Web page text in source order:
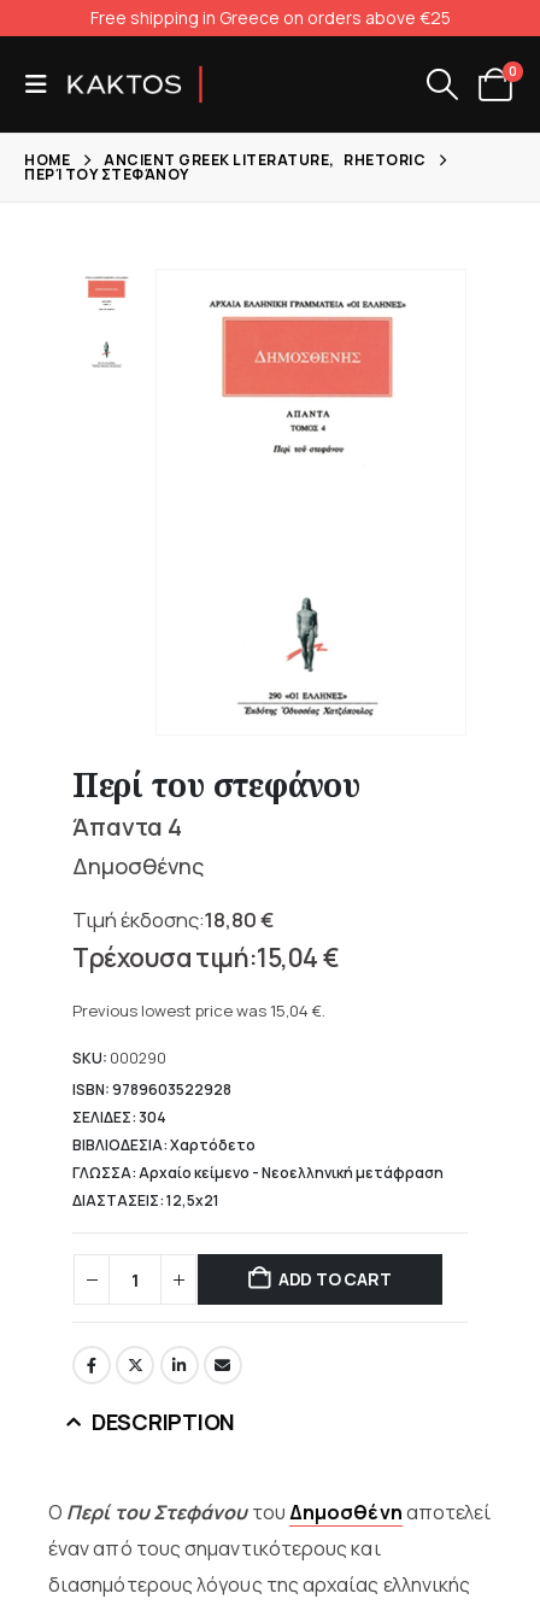
Free shipping in Greece on orders above €25
0
HOME ANCIENT GREEK LITERATURE, RHETORIC
ΠΕΡΊ ΤΟΥ ΣΤΕΦΆΝΟΥ
Περί του στεφάνου
Άπαντα 4
Δημοσθένης
18,80€
Original
price
18,80 €.
15,04€
price
15,04 €.
Previous lowest price was 15,04 €.
SKU: 000290
ISBN: 9789603522928
ΣΕΛΙΔΕΣ: 304
ΒΙΒΛΙΟΔΕΣΙΑ: Χαρτόδετο
ΓΛΩΣΣΑ: Αρχαίο κείμενο - Νεοελληνική μετάφραση
ΔΙΑΣΤΑΣΕΙΣ: 12,5x21
ADD TO CART
DESCRIPTION
Ο Περί του ΣτεφάνουτουΔημοσθένηαποτελεί
έναν από τους σημαντικότερους και
διασημότερους λόγους της αρχαίας ελληνικής